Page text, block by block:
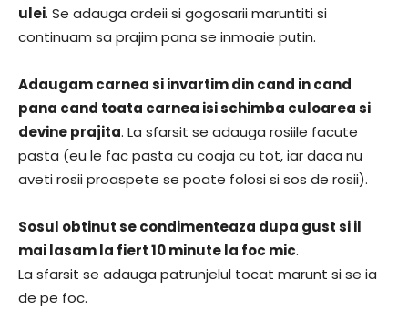
ulei. Se adauga ardeii si gogosarii maruntiti si
continuam sa prajim pana se inmoaie putin.
Adaugam carnea si invartim din cand in cand
pana cand toata carnea isi schimba culoarea si
devine prajita. La sfarsit se adauga rosiile facute
pasta (eu le fac pasta cu coaja cu tot, iar daca nu
aveti rosii proaspete se poate folosi si sos de rosii).
Sosul obtinut se condimenteaza dupa gust si il
mai lasam la fiert 10 minute la foc mic.
La sfarsit se adauga patrunjelul tocat marunt si se ia
de pe foc.